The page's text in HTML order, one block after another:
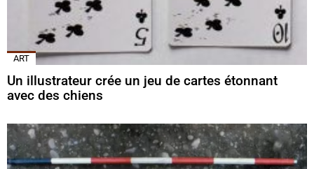
ART
Un illustrateur crée un jeu de cartes étonnant
avec des chiens